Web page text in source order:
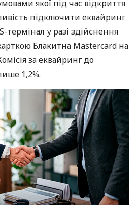
якої під час відкриття
підключити еквайринг
термінал у разі здійснення
Блакитна Mastercard на
за еквайринг до
1,2%.